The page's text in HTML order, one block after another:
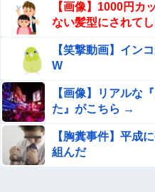
【画像】1000円カ
ない髪型にされて
【笑撃動画】イン
W
【画像】リアルな
た』がこちら →
【胸糞事件】平成
組んだ